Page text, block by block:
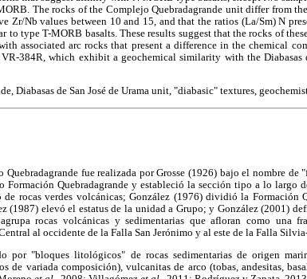
The rocks of the Complejo Quebradagrande unit differ from the
Zr/Nb values between 10 and 15, and that the ratios (La/Sm) N
to type T-MORB basalts. These results suggest that the rocks of
associated arc rocks that present a difference in the chemical
384R, which exhibit a geochemical similarity with the Diabasas
Diabasas de San José de Urama unit, "diabasic" textures,
fue realizada por Grosse (1926) bajo el nombre de
Quebradagrande y estableció la sección tipo a lo largo
rocas verdes volcánicas; González (1976) dividió la Formación
(1987) elevó el estatus de la unidad a Grupo; y González (2001)
rocas volcánicas y sedimentarias que afloran como una
al occidente de la Falla San Jerónimo y al este de la Falla
por "bloques litológicos" de rocas sedimentarias de origen
de variada composición), vulcanitas de arco (tobas, andesitas,